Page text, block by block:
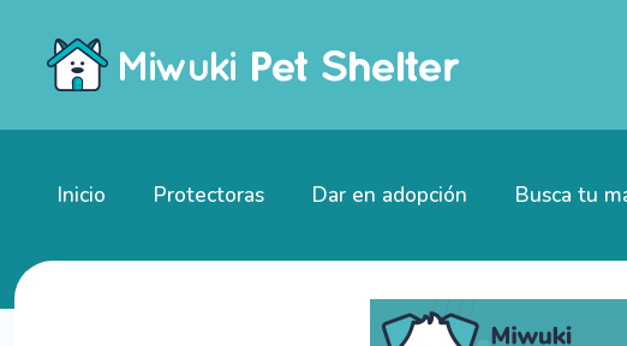
Inicio Protectoras Dar en adopción Busca tu